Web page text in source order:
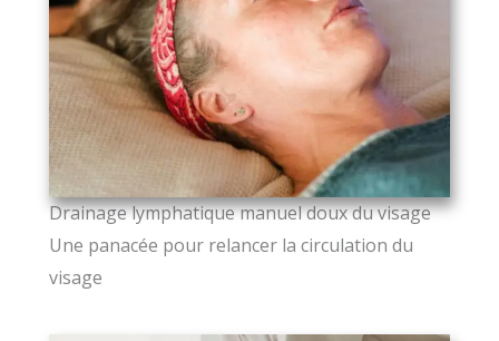
Drainage lymphatique manuel doux du visage
Une panacée pour relancer la circulation du
visage